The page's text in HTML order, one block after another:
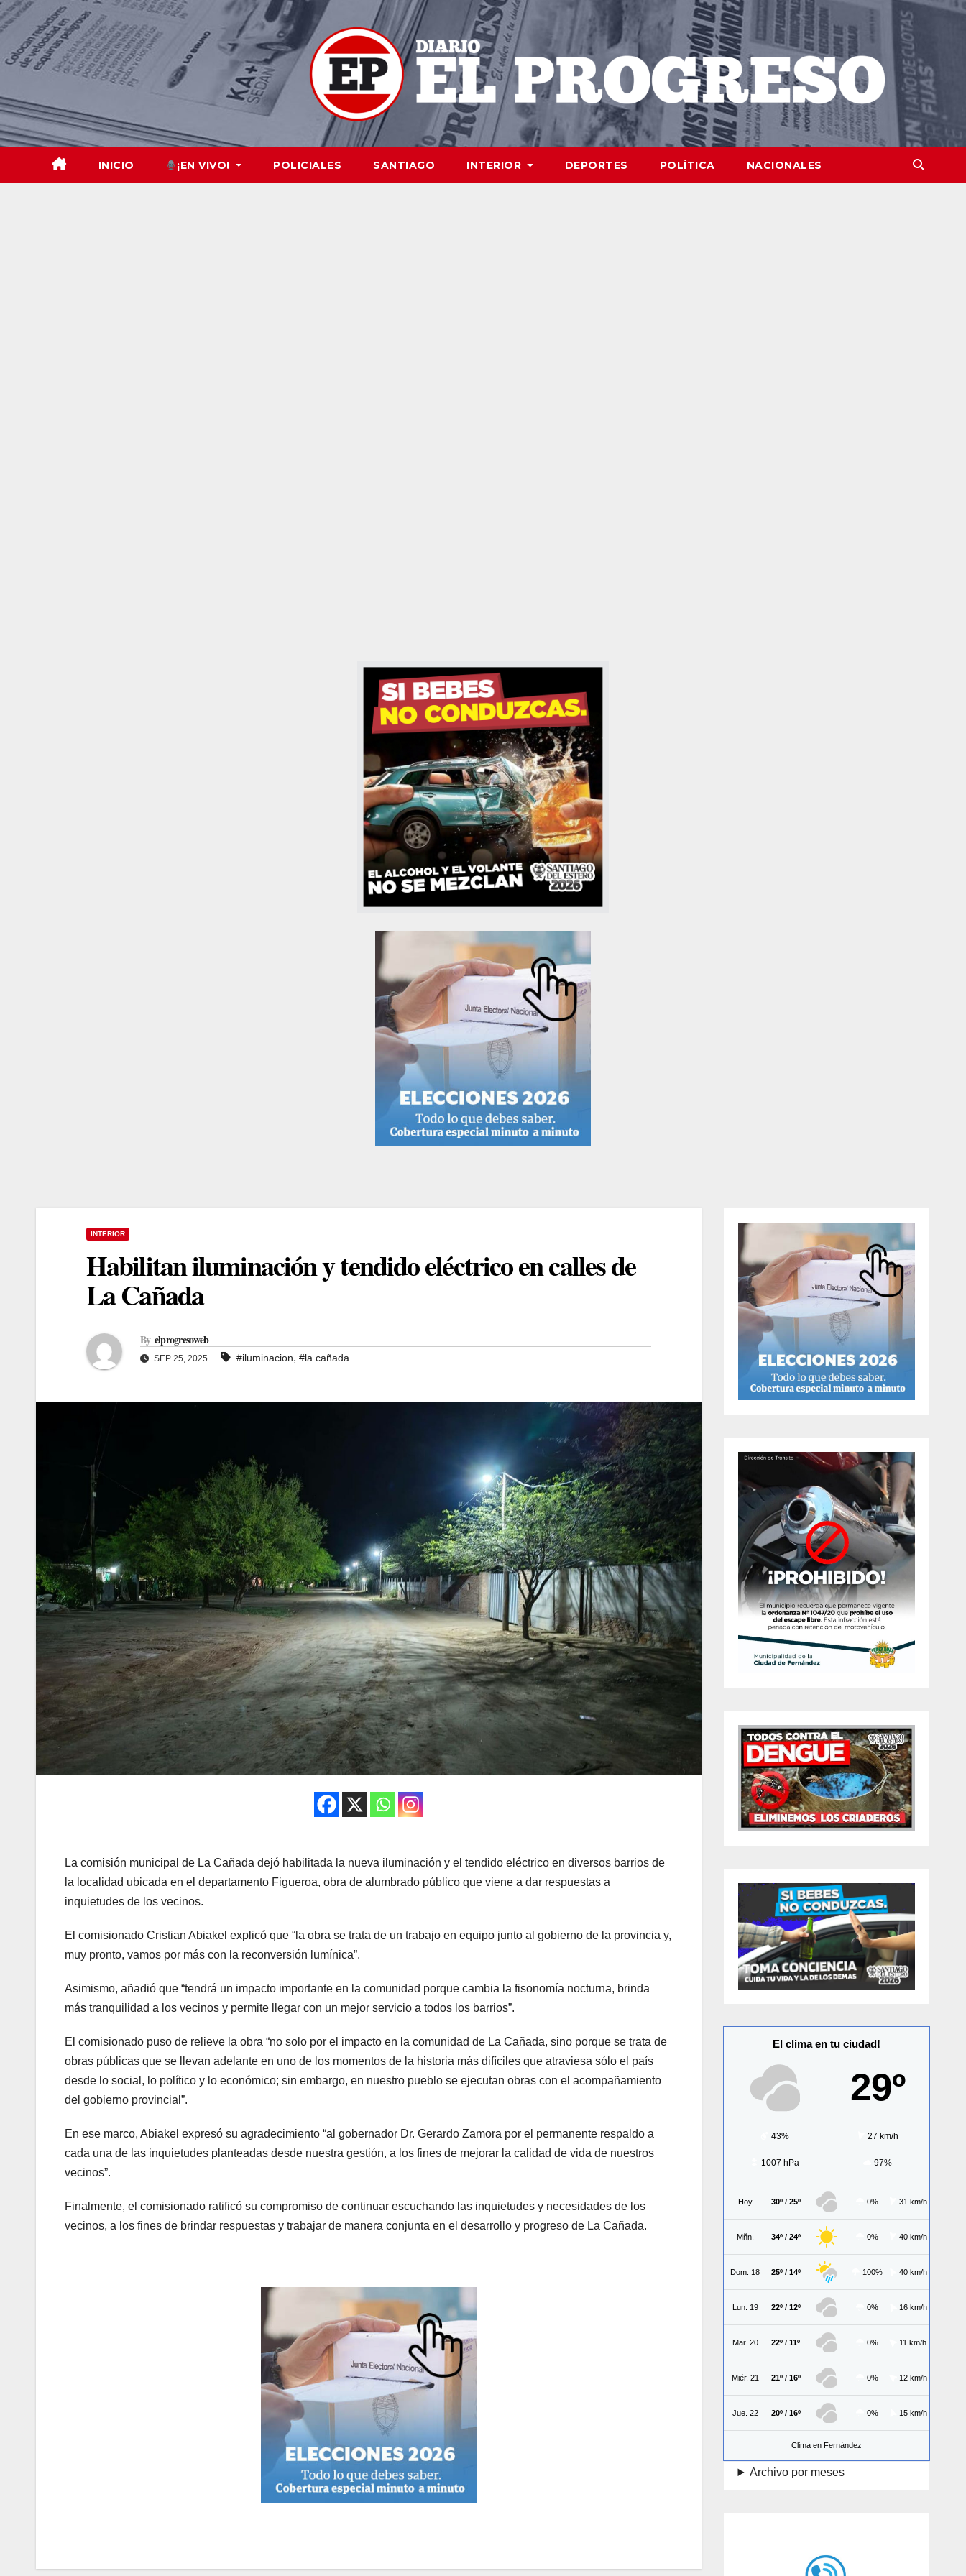
Skip
to
content
INICIO ¡EN VIVO! POLICIALES SANTIAGO INTERIOR DEPORTES POLÍTICA NACIONALES
INTERIOR
Habilitan iluminación y tendido eléctrico en calles de
La Cañada
By elprogresoweb
SEP 25, 2025 #iluminacion, #la cañada
La comisión municipal de La Cañada dejó habilitada la nueva iluminación y el tendido eléctrico en diversos barrios de
la localidad ubicada en el departamento Figueroa, obra de alumbrado público que viene a dar respuestas a
inquietudes de los vecinos.
El comisionado Cristian Abiakel explicó que “la obra se trata de un trabajo en equipo junto al gobierno de la provincia y,
muy pronto, vamos por más con la reconversión lumínica”.
Asimismo, añadió que “tendrá un impacto importante en la comunidad porque cambia la fisonomía nocturna, brinda
más tranquilidad a los vecinos y permite llegar con un mejor servicio a todos los barrios”.
El comisionado puso de relieve la obra “no solo por el impacto en la comunidad de La Cañada, sino porque se trata de
obras públicas que se llevan adelante en uno de los momentos de la historia más difíciles que atraviesa sólo el país
desde lo social, lo político y lo económico; sin embargo, en nuestro pueblo se ejecutan obras con el acompañamiento
del gobierno provincial”.
En ese marco, Abiakel expresó su agradecimiento “al gobernador Dr. Gerardo Zamora por el permanente respaldo a
cada una de las inquietudes planteadas desde nuestra gestión, a los fines de mejorar la calidad de vida de nuestros
vecinos”.
Finalmente, el comisionado ratificó su compromiso de continuar escuchando las inquietudes y necesidades de los
vecinos, a los fines de brindar respuestas y trabajar de manera conjunta en el desarrollo y progreso de La Cañada.
El clima en tu ciudad!
29º
43% 27 km/h
1007 hPa 97%
Hoy 30º / 25º 0% 31 km/h
Mñn. 34º / 24º 0% 40 km/h
Dom. 18 25º / 14º 100% 40 km/h
Lun. 19 22º / 12º 0% 16 km/h
Mar. 20 22º / 11º 0% 11 km/h
Miér. 21 21º / 16º 0% 12 km/h
Jue. 22 20º / 16º 0% 15 km/h
Clima en Fernández
Archivo por meses